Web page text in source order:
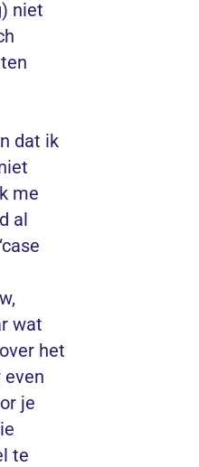
niet
dat ik
me
al
wat
het
je
te